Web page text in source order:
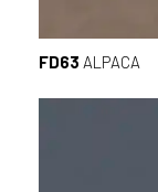
FD63 ALPACA